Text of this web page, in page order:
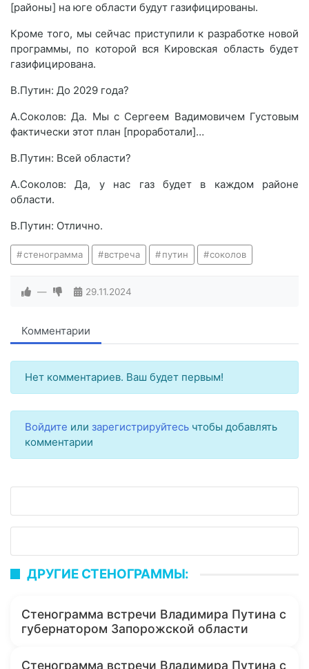
[районы] на юге области будут газифицированы.
Кроме того, мы сейчас приступили к разработке новой
программы, по которой вся Кировская область будет
газифицирована.
В.Путин: До 2029 года?
А.Соколов: Да. Мы с Сергеем Вадимовичем Густовым
фактически этот план [проработали]…
В.Путин: Всей области?
А.Соколов: Да, у нас газ будет в каждом районе
области.
В.Путин: Отлично.
стенограмма встреча путин соколов
— 29.11.2024
Комментарии
Нет комментариев. Ваш будет первым!
Войдите или зарегистрируйтесь чтобы добавлять
комментарии
ДРУГИЕ СТЕНОГРАММЫ:
Стенограмма встречи Владимира Путина с
губернатором Запорожской области
Стенограмма встречи Владимира Путина с